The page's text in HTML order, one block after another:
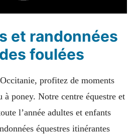
et randonnées
foulées
profitez de moments
poney. Notre centre équestre et
l’année adultes et enfants
équestres itinérantes